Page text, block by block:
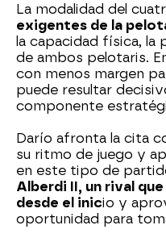
La modalidad del
exigentes de la
la capacidad física, la
de ambos pelotaris.
con menos margen
puede resultar
componente
Darío afronta la cita
su ritmo de juego y
en este tipo de
Alberdi II, un rival
desde el inicio y
oportunidad para